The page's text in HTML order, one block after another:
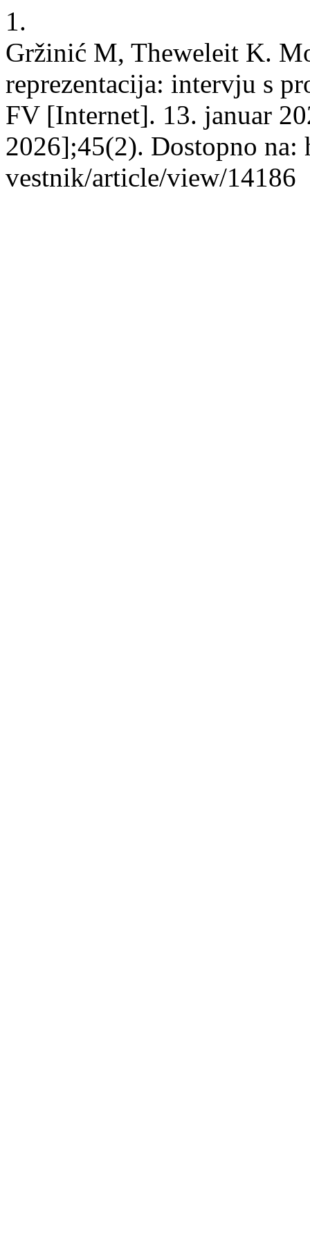
1.
Gržinić M, Theweleit K.
reprezentacija: intervju s
FV [Internet]. 13. januar
2026];45(2). Dostopno
vestnik/article/view/14186